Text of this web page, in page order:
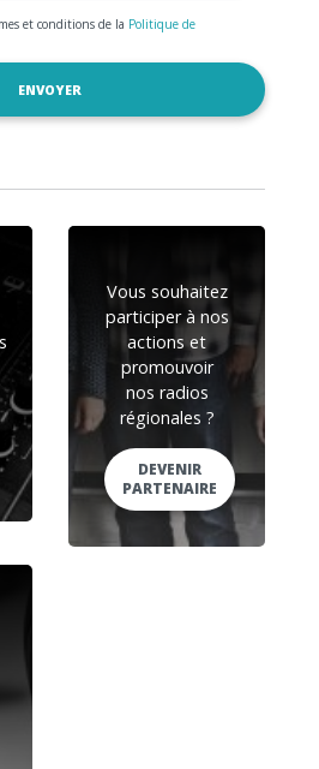
et conditions de la Politique de
Vous souhaitez
participer à nos
actions et
promouvoir
nos radios
régionales ?
DEVENIR
PARTENAIRE